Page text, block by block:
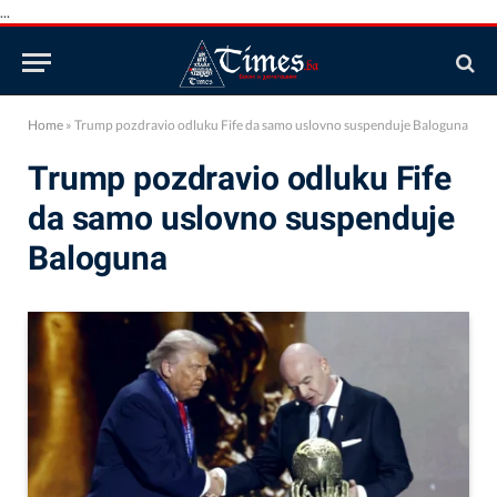
...
Home » Trump pozdravio odluku Fife da samo uslovno suspenduje Baloguna
Trump pozdravio odluku Fife
da samo uslovno suspenduje
Baloguna